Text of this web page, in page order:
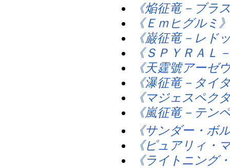
《焔征竜－ブラ
《Ｅｍヒグルミ
《巌征竜－レド
《ＳＰＹＲＡＬ
《天霆號アーゼ
《瀑征竜－タイ
《マジェスペク
《嵐征竜－テン
《サンダー・ボ
《ピュアリィ・
《ライトニング